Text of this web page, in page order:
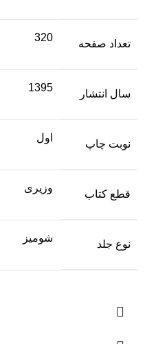
تعداد صفحه
320
سال انتشار
1395
نوبت چاپ
اول
قطع کتاب
وزیری
نوع جلد
شومیز